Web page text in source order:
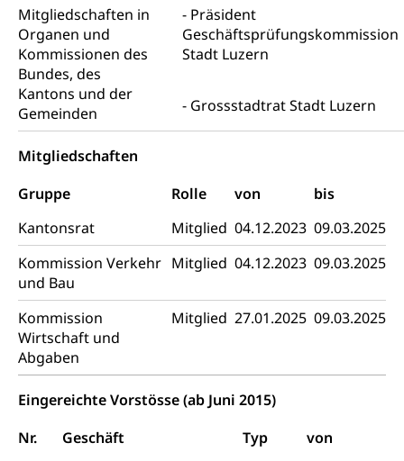
Mitgliedschaften in
Organen und
Kommissionen des
Bundes, des
Kantons und der
Gemeinden
Präsident
Geschäftsprüfungskommission
Stadt Luzern
Grossstadtrat Stadt Luzern
Mitgliedschaften
Gruppe
Rolle von
bis
Kantonsrat
Mitglied 04.12.2023 09.03.2025
Kommission Verkehr
und Bau
Mitglied 04.12.2023 09.03.2025
Kommission
Wirtschaft und
Abgaben
Mitglied 27.01.2025 09.03.2025
Eingereichte Vorstösse (ab Juni 2015)
Nr.
Geschäft Typ von
Schwangerschaft / Geburt (gruezi.lu.ch)
Mündigkeit, Kindesschutz, Jugendschutz
Kinder- und Jugendförderung
IV für Kinder und Jugendliche (WAS Luzern)
Pflege / Pflegeheim
Hauspflege, spitalexterne Pflege, Spitex
Pflegeheimliste und freie Pflegeplätze
Religion
Kirche, Gottesdienst, Seelsorge,
Religionsgemeinschaft
Religionsvielfalt Im Kanton Luzern (unilu)
Religion (gruezi.lu.ch)
Sport
Freizeitaktivitäten, Schulsport, Spitzensport,
Breitensport, Jugend und Sport, Sportanlagen
Offene Sporthallen
Freiwilliger Schulsport
Sportförderung
Tiere
Haustiere, Heimtiere, Wildtiere, Veterinärmedizin,
Tiermedizin, Tierarzt, Tierschutz, Jagd, Fischerei,
Viehzucht
Tierschutz
Todesfall
Erbschaft, Todesschein, Todesanzeige,